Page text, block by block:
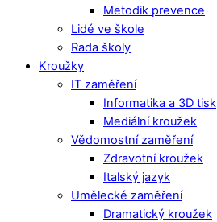
Metodik prevence
Lidé ve škole
Rada školy
Kroužky
IT zaměření
Informatika a 3D tisk
Mediální kroužek
Vědomostní zaměření
Zdravotní kroužek
Italský jazyk
Umělecké zaměření
Dramatický kroužek